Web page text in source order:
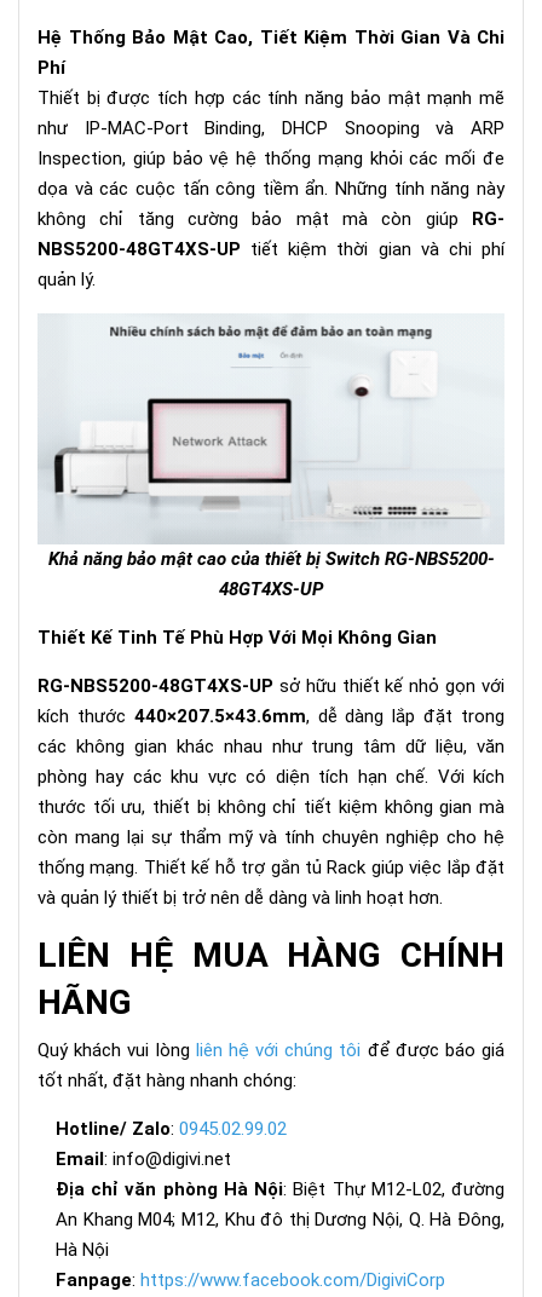
Hệ Thống Bảo Mật Cao, Tiết Kiệm Thời Gian Và Chi
Phí
Thiết bị được tích hợp các tính năng bảo mật mạnh mẽ
như IP-MAC-Port Binding, DHCP Snooping và ARP
Inspection, giúp bảo vệ hệ thống mạng khỏi các mối đe
dọa và các cuộc tấn công tiềm ẩn. Những tính năng này
không chỉ tăng cường bảo mật mà còn giúp RG-
NBS5200-48GT4XS-UP tiết kiệm thời gian và chi phí
quản lý.
Khả năng bảo mật cao của thiết bị Switch RG-NBS5200-
48GT4XS-UP
Thiết Kế Tinh Tế Phù Hợp Với Mọi Không Gian
RG-NBS5200-48GT4XS-UP sở hữu thiết kế nhỏ gọn với
kích thước 440×207.5×43.6mm, dễ dàng lắp đặt trong
các không gian khác nhau như trung tâm dữ liệu, văn
phòng hay các khu vực có diện tích hạn chế. Với kích
thước tối ưu, thiết bị không chỉ tiết kiệm không gian mà
còn mang lại sự thẩm mỹ và tính chuyên nghiệp cho hệ
thống mạng. Thiết kế hỗ trợ gắn tủ Rack giúp việc lắp đặt
và quản lý thiết bị trở nên dễ dàng và linh hoạt hơn.
LIÊN HỆ MUA HÀNG CHÍNH
HÃNG
Quý khách vui lòng liên hệ với chúng tôi để được báo giá
tốt nhất, đặt hàng nhanh chóng:
Hotline/ Zalo: 0945.02.99.02
Email: info@digivi.net
Địa chỉ văn phòng Hà Nội: Biệt Thự M12-L02, đường
An Khang M04; M12, Khu đô thị Dương Nội, Q. Hà Đông,
Hà Nội
Fanpage: https://www.facebook.com/DigiviCorp